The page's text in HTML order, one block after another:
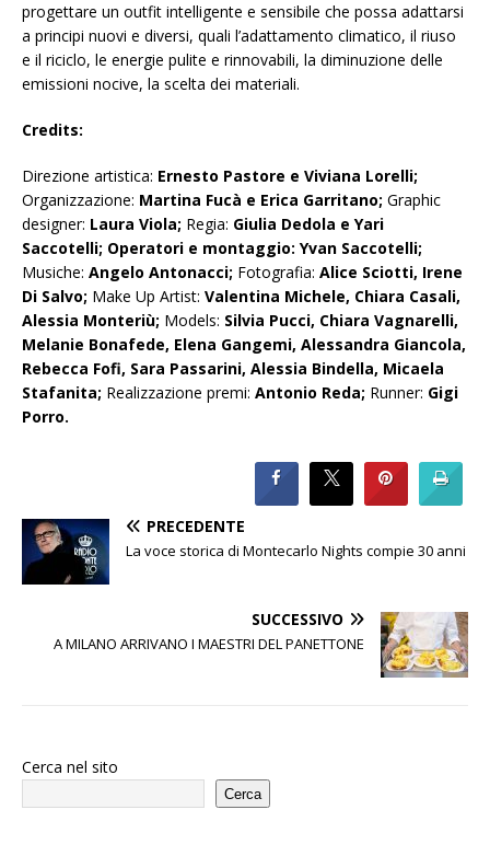
progettare un outfit intelligente e sensibile che possa adattarsi
a principi nuovi e diversi, quali l’adattamento climatico, il riuso
e il riciclo, le energie pulite e rinnovabili, la diminuzione delle
emissioni nocive, la scelta dei materiali.
Credits:
Direzione artistica: Ernesto Pastore e Viviana Lorelli;
Organizzazione: Martina Fucà e Erica Garritano; Graphic
designer: Laura Viola; Regia: Giulia Dedola e Yari
Saccotelli; Operatori e montaggio: Yvan Saccotelli;
Musiche: Angelo Antonacci; Fotografia: Alice Sciotti, Irene
Di Salvo; Make Up Artist: Valentina Michele, Chiara Casali,
Alessia Monteriù; Models: Silvia Pucci, Chiara Vagnarelli,
Melanie Bonafede, Elena Gangemi, Alessandra Giancola,
Rebecca Fofi, Sara Passarini, Alessia Bindella, Micaela
Stafanita; Realizzazione premi: Antonio Reda; Runner: Gigi
Porro.
PRECEDENTE
La voce storica di Montecarlo Nights compie 30 anni
SUCCESSIVO
A MILANO ARRIVANO I MAESTRI DEL PANETTONE
Cerca nel sito
Cerca